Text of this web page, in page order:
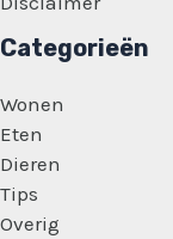
Categorieën
Wonen
Eten
Dieren
Tips
Overig